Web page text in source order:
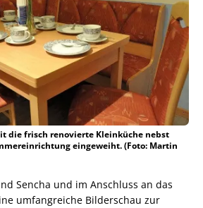
die frisch renovierte Kleinküche nebst
eingeweiht. (Foto: Martin
Sencha und im Anschluss an das
umfangreiche Bilderschau zur